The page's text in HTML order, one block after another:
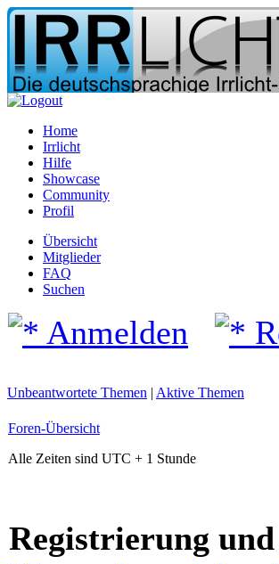
Home
Irrlicht
Hilfe
Showcase
Community
Profil
Übersicht
Mitglieder
FAQ
Suchen
Anmelden
Unbeantwortete Themen | Aktive Themen
Foren-Übersicht
Alle Zeiten sind UTC + 1 Stunde
Registrierung